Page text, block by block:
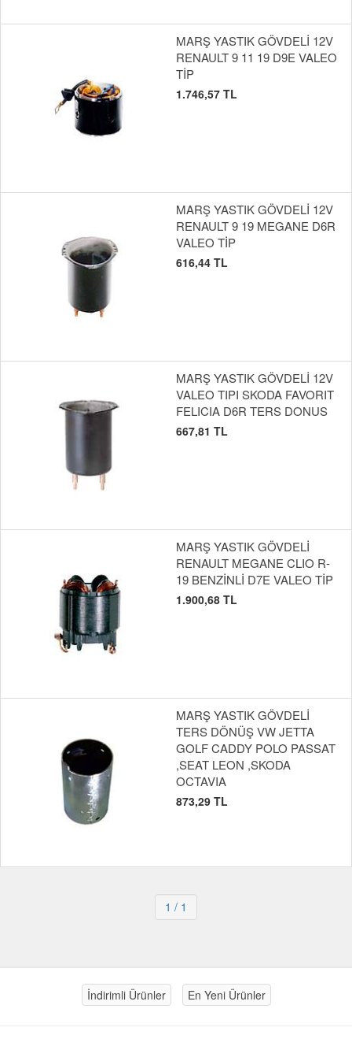
MARŞ YASTIK GÖVDELİ 12V
RENAULT 9 11 19 D9E VALEO
TİP
1.746,57 TL
MARŞ YASTIK GÖVDELİ 12V
RENAULT 9 19 MEGANE D6R
VALEO TİP
616,44 TL
MARŞ YASTIK GÖVDELİ 12V
VALEO TIPI SKODA FAVORIT
FELICIA D6R TERS DONUS
667,81 TL
MARŞ YASTIK GÖVDELİ
RENAULT MEGANE CLIO R-
19 BENZİNLİ D7E VALEO TİP
1.900,68 TL
MARŞ YASTIK GÖVDELİ
TERS DÖNÜŞ VW JETTA
GOLF CADDY POLO PASSAT
,SEAT LEON ,SKODA
OCTAVIA
873,29 TL
1 / 1
İndirimli Ürünler En Yeni Ürünler